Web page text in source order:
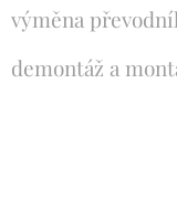
výměna
demontáž a